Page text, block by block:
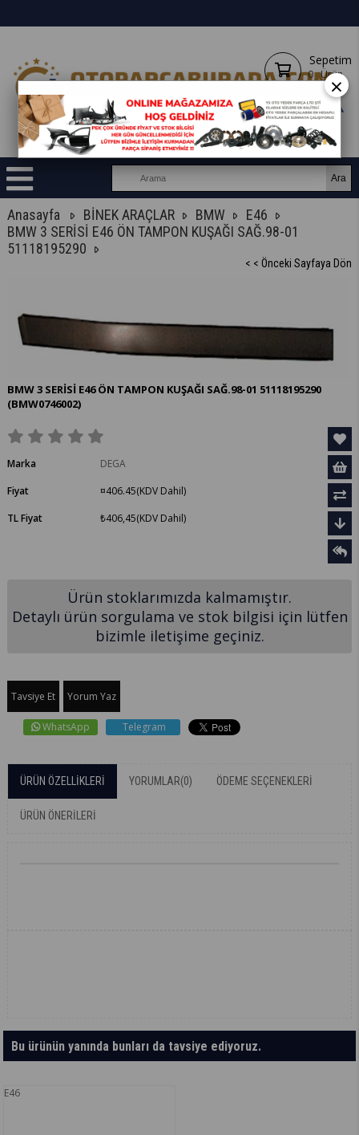
Sepetim
0 Ürün
Anasayfa BİNEK ARAÇLAR BMW
E46
BMW 3 SERİSİ E46 ÖN TAMPON KUŞAĞI SAĞ.98-01
51118195290
< < Önceki Sayfaya Dön
BMW 3 SERİSİ E46 ÖN TAMPON KUŞAĞI SAĞ.98-01 51118195290
(BMW0746002)
Marka
DEGA
Fiyat
¤406.45(KDV Dahil)
TL Fiyat
₺406,45(KDV Dahil)
Ürün stoklarımızda kalmamıştır.
Detaylı ürün sorgulama ve stok bilgisi için lütfen
bizimle iletişime geçiniz.
Tavsiye Et Yorum Yaz
WhatsApp Telegram
ÜRÜN ÖZELLIKLERI YORUMLAR(0) ÖDEME SEÇENEKLERI
ÜRÜN ÖNERILERI
Bu ürünün yanında bunları da tavsiye ediyoruz.
E46
×